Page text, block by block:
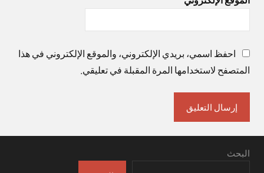
احفظ اسمي، بريدي الإلكتروني، والموقع الإلكتروني في هذا
المتصفح لاستخدامها المرة المقبلة في تعليقي.
البحث